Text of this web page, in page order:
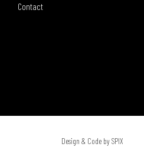
Contact
Design & Code by SPIX